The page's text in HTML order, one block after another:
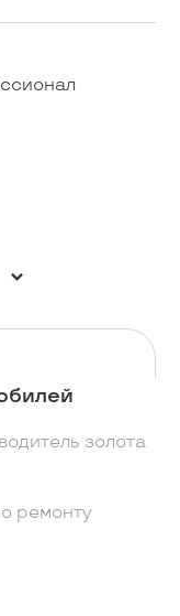
золота
ремонту